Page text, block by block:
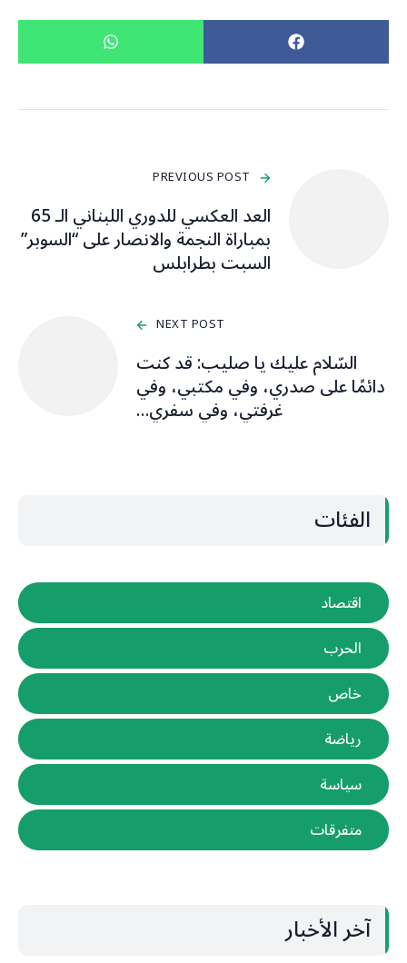
PREVIOUS POST
العد العكسي للدوري اللبناني الـ 65
بمباراة النجمة والانصار على “السوبر”
السبت بطرابلس
NEXT POST
السّلام عليك يا صليب: قد كنت
دائمًا على صدري، وفي مكتبي، وفي
غرفتي، وفي سفري…
الفئات
اقتصاد
الحرب
خاص
رياضة
سياسة
متفرقات
آخر الأخبار